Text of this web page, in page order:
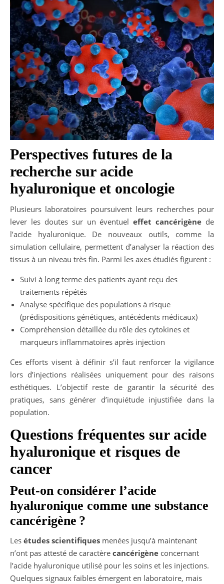
Perspectives futures de la
recherche sur acide
hyaluronique et oncologie
Plusieurs laboratoires poursuivent leurs recherches pour
lever les doutes sur un éventueleffet cancérigène de
l’acide hyaluronique. De nouveaux outils, comme la
simulation cellulaire, permettent d’analyser la réaction des
tissus à un niveau très fin. Parmi les axes étudiés figurent :
Suivi à long terme des patients ayant reçu des
traitements répétés
Analyse spécifique des populations à risque
(prédispositions génétiques, antécédents médicaux)
Compréhension détaillée du rôle des cytokines et
marqueurs inflammatoires après injection
Ces efforts visent à définir s’il faut renforcer la vigilance
lors d’injections réalisées uniquement pour des raisons
esthétiques. L’objectif reste de garantir la sécurité des
pratiques, sans générer d’inquiétude injustifiée dans la
population.
Questions fréquentes sur acide
hyaluronique et risques de
cancer
Peut-on considérer l’acide
hyaluronique comme une substance
cancérigène ?
Les études scientifiques menées jusqu’à maintenant
n’ont pas attesté de caractère cancérigène concernant
l’acide hyaluronique utilisé pour les soins et les injections.
Quelques signaux faibles émergent en laboratoire, mais